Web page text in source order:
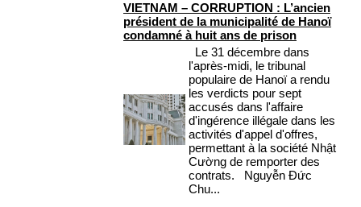
VIETNAM – CORRUPTION : L’ancien
président de la municipalité de Hanoï
condamné à huit ans de prison
Le 31 décembre dans
l'après-midi, le tribunal
populaire de Hanoï a rendu
les verdicts pour sept
accusés dans l'affaire
d'ingérence illégale dans les
activités d'appel d'offres,
permettant à la société Nhật
Cường de remporter des
contrats. Nguyễn Đức
Chu...